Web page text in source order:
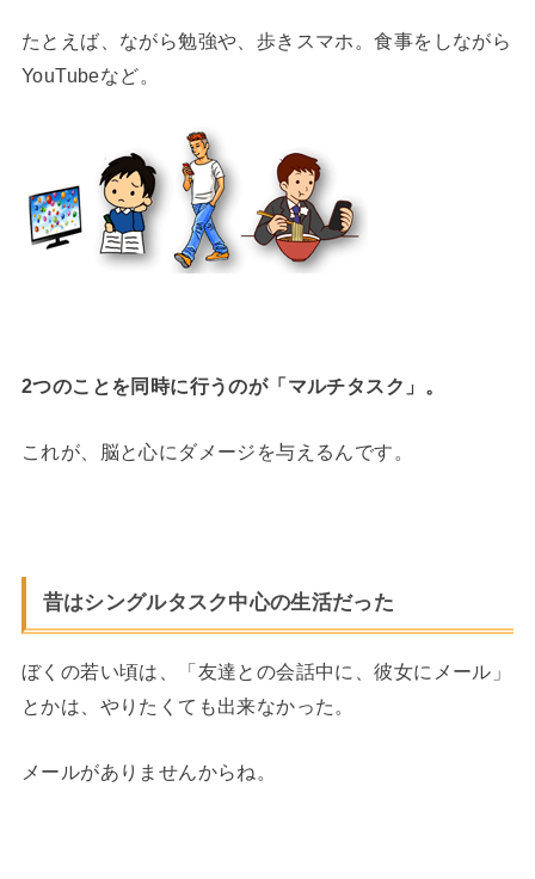
たとえば、ながら勉強や、歩きスマホ。食事をしながら
YouTubeなど。
2つのことを同時に行うのが「マルチタスク」。
これが、脳と心にダメージを与えるんです。
昔はシングルタスク中心の生活だった
ぼくの若い頃は、「友達との会話中に、彼女にメール」
とかは、やりたくても出来なかった。
メールがありませんからね。